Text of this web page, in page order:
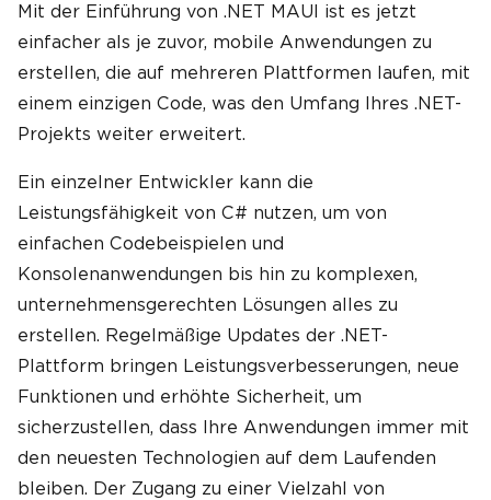
Mit der Einführung von .NET MAUI ist es jetzt
einfacher als je zuvor, mobile Anwendungen zu
erstellen, die auf mehreren Plattformen laufen, mit
einem einzigen Code, was den Umfang Ihres .NET-
Projekts weiter erweitert.
Ein einzelner Entwickler kann die
Leistungsfähigkeit von C# nutzen, um von
einfachen Codebeispielen und
Konsolenanwendungen bis hin zu komplexen,
unternehmensgerechten Lösungen alles zu
erstellen. Regelmäßige Updates der .NET-
Plattform bringen Leistungsverbesserungen, neue
Funktionen und erhöhte Sicherheit, um
sicherzustellen, dass Ihre Anwendungen immer mit
den neuesten Technologien auf dem Laufenden
bleiben. Der Zugang zu einer Vielzahl von